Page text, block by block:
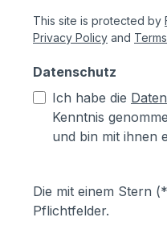
This site is protected by
Privacy Policy and
Datenschutz
Ich habe die
Kenntnis
und bin mit ihnen
Die mit einem Stern
Pflichtfelder.